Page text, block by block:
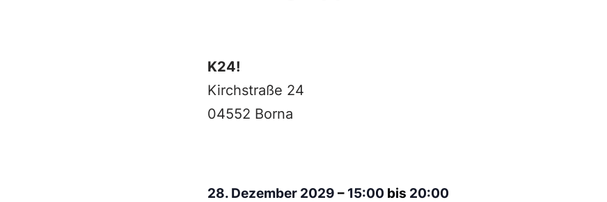
K24!
Kirchstraße 24
04552 Borna
28. Dezember 2029 – 15:00 bis 20:00